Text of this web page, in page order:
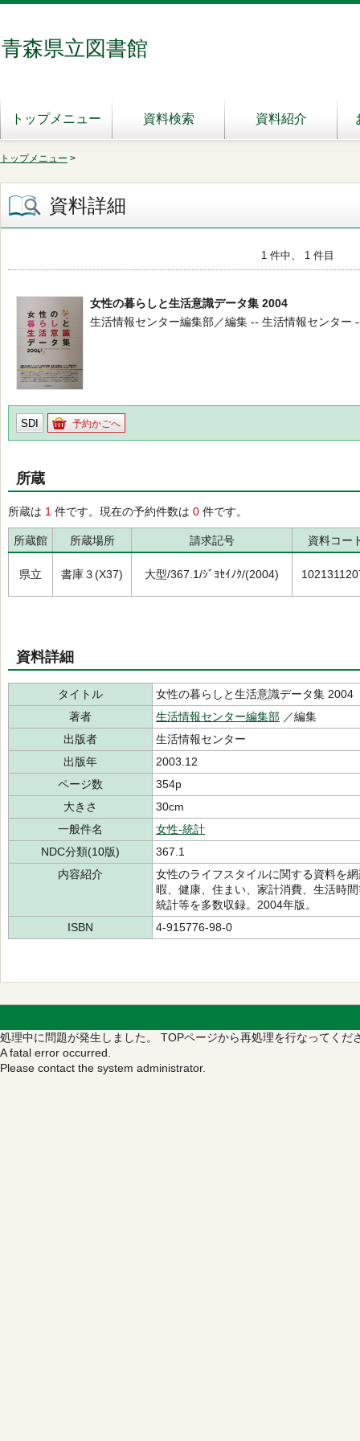
青森県立図書館
トップメニュー 資料検索 資料紹介
トップメニュー >
資料詳細
1 件中、 1 件目
女性の暮らしと生活意識データ集 2004
生活情報センター編集部／編集 -- 生活情報センター
SDI 予約かごへ
所蔵
所蔵は 1 件です。現在の予約件数は 0 件です。
所蔵館 所蔵場所 請求記号 資料コー
県立 書庫３(X37) 大型/367.1/ｼﾞﾖｾｲﾉｸ/(2004)
資料詳細
タイトル
女性の暮らしと生活意識データ集 2004
著者
生活情報センター編集部 ／編集
出版者
生活情報センター
出版年
2003.12
ページ数
354p
大きさ
30cm
一般件名
女性-統計
NDC分類(10版)
367.1
内容紹介
女性のライフスタイルに関する資料を
暇、健康、住まい、家計消費、生活時
統計等を多数収録。2004年版。
ISBN
4-915776-98-0
処理中に問題が発生しました。 TOPページから再処理を行なってくだ
A fatal error occurred.
Please contact the system administrator.